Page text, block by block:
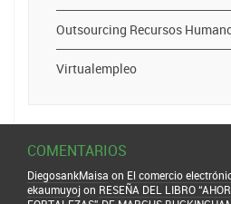
Outsourcing Recursos
Virtualempleo
COMENTARIOS
DiegosankMaisa on El comercio
ekaumuyojon RESEÑA DEL LIBRO